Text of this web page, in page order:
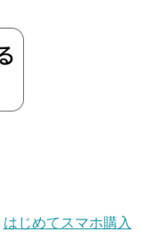
はじめてスマホ購入